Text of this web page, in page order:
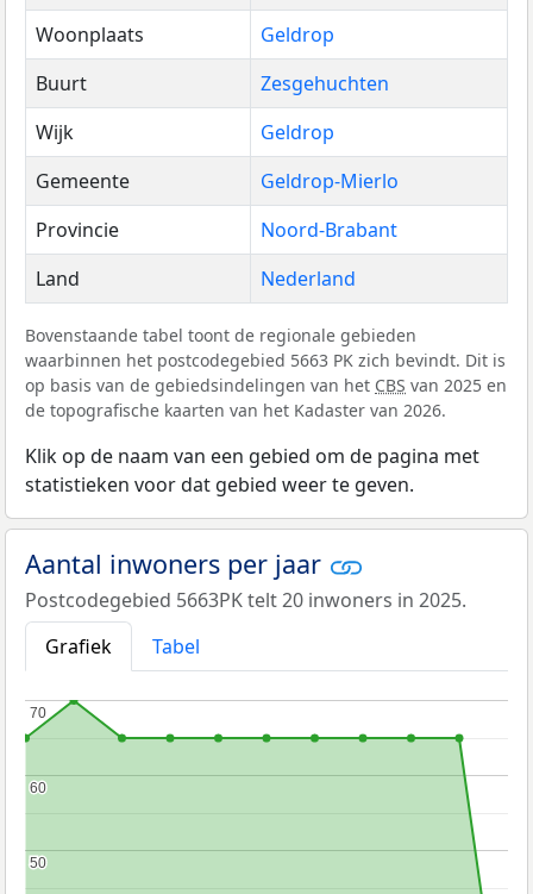
Woonplaats
Geldrop
Buurt
Zesgehuchten
Wijk
Geldrop
Gemeente
Geldrop-Mierlo
Provincie
Noord-Brabant
Land
Nederland
Bovenstaande tabel toont de regionale gebieden
waarbinnen het postcodegebied 5663 PK zich bevindt. Dit is
op basis van de gebiedsindelingen van het CBS van 2025 en
de topografische kaarten van het Kadaster van 2026.
Klik op de naam van een gebied om de pagina met
statistieken voor dat gebied weer te geven.
Aantal inwoners per jaar
Postcodegebied 5663PK telt 20 inwoners in 2025.
Grafiek
Tabel
50
50
60
60
70
70